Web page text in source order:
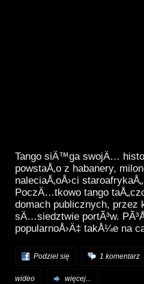
Tango siÄ™ga swojÄ…
powstaÅ‚o z habanery,
naleciaÅ‚oÅ›ci
PoczÄ…tkowo tango
domach publicznych,
sÄ…siedztwie portÃ³w.
popularnoÅ›Ä‡ takÅ¼e na
Podziel się 1 komentarz
wideo więcej...